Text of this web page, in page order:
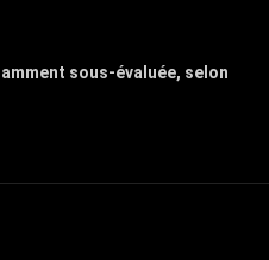
sous-évaluée, selon